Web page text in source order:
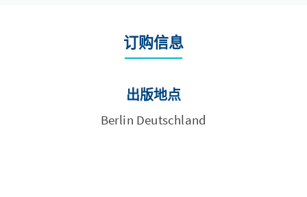
订购信息
出版地点
Berlin Deutschland